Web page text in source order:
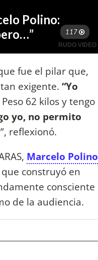
fue el pilar que,
exigente. “Yo
Peso 62 kilos y tengo
yo, no permito
reflexionó.
Marcelo Polino
construyó en
consciente
de la audiencia.